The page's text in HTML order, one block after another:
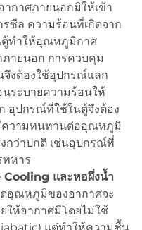
ากาศภายนอกมิให้เข้า
ซีล ความร้อนที่เกิดจาก
ทำให้อุณหภูมิกาศ
ภายนอก การควบคุม
งต้องใช้อุปกรณ์แลก
นระบายความร้อนให้
อุปกรณ์ที่ใช้ในตู้จึงต้อง
วามทนทานต่ออุณหภูมิ
กว่าปกติ เช่นอุปกรณ์ที่
ทหาร
และหอผึ่งน้ำ
ให้อากาศมีโดยไม่ใช้